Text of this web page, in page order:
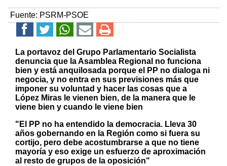
Fuente: PSRM-PSOE
La portavoz del Grupo Parlamentario Socialista
denuncia que la Asamblea Regional no funciona
bien y está anquilosada porque el PP no dialoga ni
negocia, y no entra en sus previsiones más que
imponer su voluntad y hacer las cosas que a
López Miras le vienen bien, de la manera que le
viene bien y cuando le viene bien
"El PP no ha entendido la democracia. Lleva 30
años gobernando en la Región como si fuera su
cortijo, pero debe acostumbrarse a que no tiene
mayoría y eso exige un esfuerzo de aproximación
al resto de grupos de la oposición"